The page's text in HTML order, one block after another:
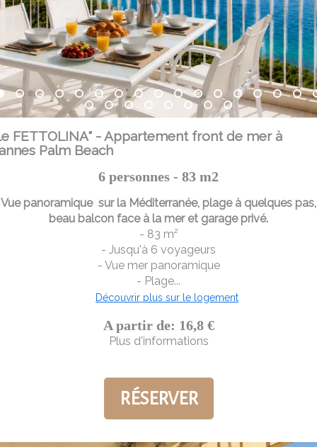
FETTOLINA" - Appartement front de mer à
Palm Beach
6 personnes - 83 m2
Vue panoramique sur la Méditerranée, plage à quelques pas,
beau balcon face à la mer et garage privé.
- 83 m²
- Jusqu'à 6 voyageurs
- Vue mer panoramique
- Plage...
Découvrir plus sur le logement
A partir de: 16,8 €
Plus d'informations
RÉSERVER